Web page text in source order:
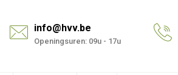
info@hvv.be
Openingsuren: 09u - 17u